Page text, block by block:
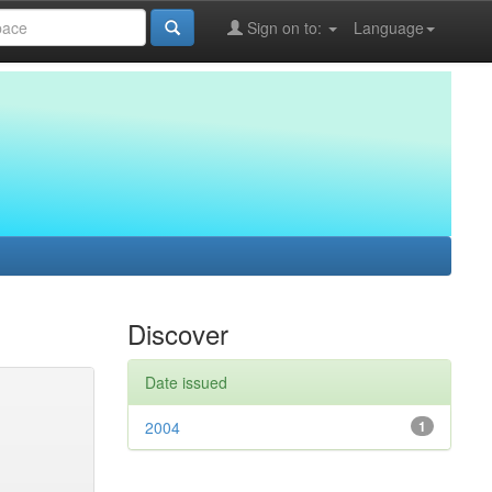
Language
Sign on to:
Discover
Date issued
1
2004